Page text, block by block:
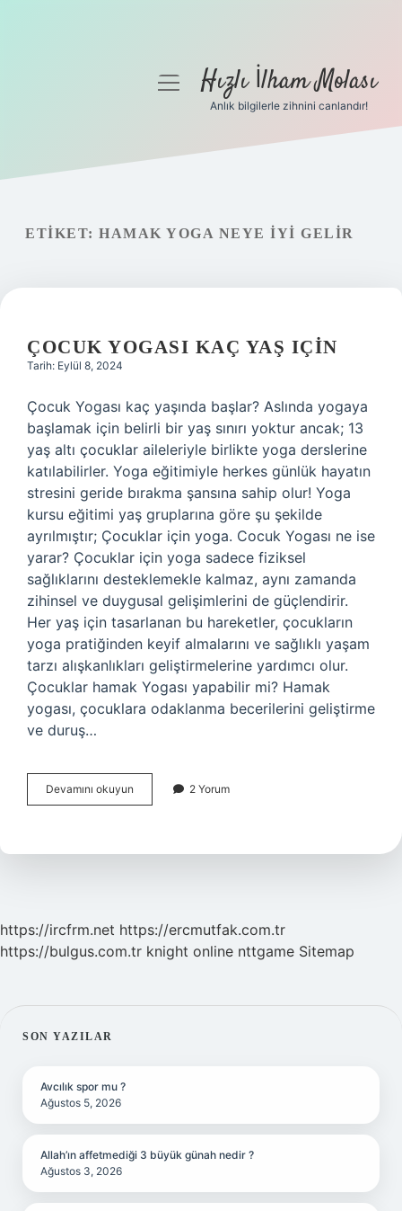
Gizlilik Politikası
menüyüHızlı İlham Molası
Anlık bilgilerle zihnini canlandır!
ETIKET: HAMAK YOGA NEYE IYI GELIR
ÇOCUK YOGASI KAÇ YAŞ IÇIN
Tarih: Eylül 8, 2024
Çocuk Yogası kaç yaşında başlar? Aslında yogaya
başlamak için belirli bir yaş sınırı yoktur ancak; 13
yaş altı çocuklar aileleriyle birlikte yoga derslerine
katılabilirler. Yoga eğitimiyle herkes günlük hayatın
stresini geride bırakma şansına sahip olur! Yoga
kursu eğitimi yaş gruplarına göre şu şekilde
ayrılmıştır; Çocuklar için yoga. Cocuk Yogası ne ise
yarar? Çocuklar için yoga sadece fiziksel
sağlıklarını desteklemekle kalmaz, aynı zamanda
zihinsel ve duygusal gelişimlerini de güçlendirir.
Her yaş için tasarlanan bu hareketler, çocukların
yoga pratiğinden keyif almalarını ve sağlıklı yaşam
tarzı alışkanlıkları geliştirmelerine yardımcı olur.
Çocuklar hamak Yogası yapabilir mi? Hamak
yogası, çocuklara odaklanma becerilerini geliştirme
ve duruş…
Devamını okuyun
Yogası
Için
2 Yorum
https://ircfrm.net https://ercmutfak.com.tr
https://bulgus.com.tr knight online nttgame Sitemap
SIDEBAR
SON YAZILAR
Avcılık spor mu ?
Ağustos 5, 2026
Allah’ın affetmediği 3 büyük günah nedir ?
Ağustos 3, 2026